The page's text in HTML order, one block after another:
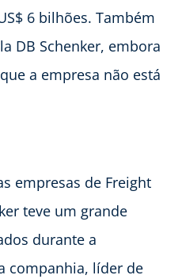
6 bilhões. Também
DB Schenker, embora
a empresa não está
empresas de Freight
teve um grande
durante a
companhia, líder de